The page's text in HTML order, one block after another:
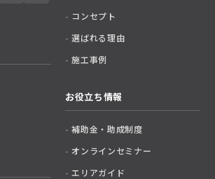
コンセプト
選ばれる理由
施工事例
お役立ち情報
補助金・助成制度
オンラインセミナー
エリアガイド